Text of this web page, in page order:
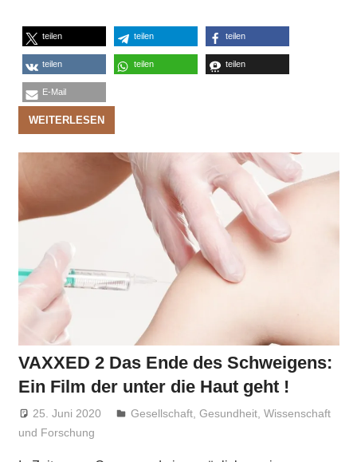
teilen teilen teilen
teilen teilen teilen
E-Mail
WEITERLESEN
VAXXED 2 Das Ende des Schweigens:
Ein Film der unter die Haut geht !
25. Juni 2020 Niki Vogt
Gesellschaft ,Gesundheit ,Wissenschaft
und Forschung